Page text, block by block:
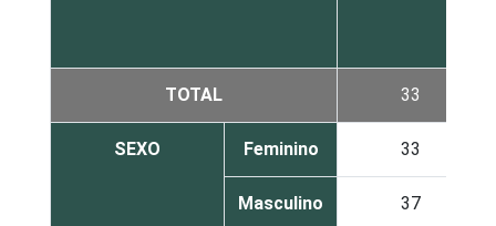
TOTAL 33
SEXO Feminino 33
Masculino 37